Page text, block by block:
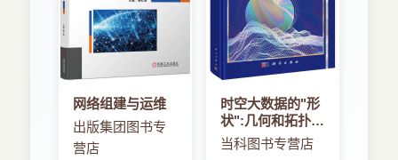
网络组建与运维
出版集团图书专
营店
时空大数据的"形
状":几何和拓扑的
视角
当科图书专营店